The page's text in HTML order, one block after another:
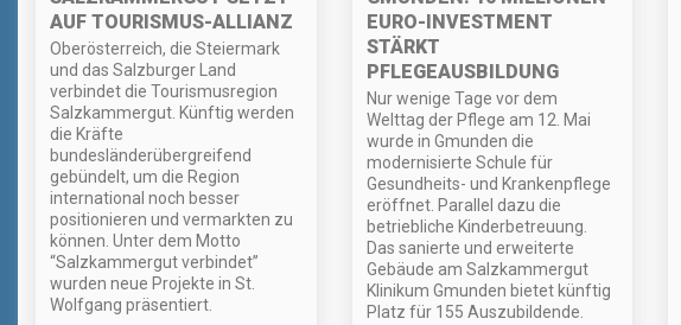
AUF TOURISMUS-ALLIANZ
Oberösterreich, die Steiermark
und das Salzburger Land
verbindet die Tourismusregion
Salzkammergut. Künftig werden
die Kräfte
bundesländerübergreifend
gebündelt, um die Region
international noch besser
positionieren und vermarkten zu
können. Unter dem Motto
“Salzkammergut verbindet”
wurden neue Projekte in St.
Wolfgang präsentiert.
EURO-INVESTMENT
STÄRKT
PFLEGEAUSBILDUNG
Nur wenige Tage vor dem
Welttag der Pflege am 12. Mai
wurde in Gmunden die
modernisierte Schule für
Gesundheits- und Krankenpflege
eröffnet. Parallel dazu die
betriebliche Kinderbetreuung.
Das sanierte und erweiterte
Gebäude am Salzkammergut
Klinikum Gmunden bietet künftig
Platz für 155 Auszubildende.